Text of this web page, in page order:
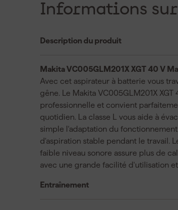
Informations
Description du produit
Makita VC005GLM201X XGT 40 V
Avec cet aspirateur à batterie vous
gêne. Le Makita VC005GLM201X
professionnelle et convient
quotidien. La classe L vous aide à
simple l'adaptation du
d'aspiration stable pendant le travail.
faible niveau sonore assure plus de
avec une grande facilité d'utilisation
Entraînement